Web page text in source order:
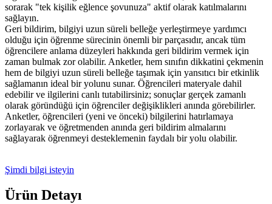
sorarak "tek kişilik eğlence şovunuza" aktif olarak katılmalarını
sağlayın.
Geri bildirim, bilgiyi uzun süreli belleğe yerleştirmeye yardımcı
olduğu için öğrenme sürecinin önemli bir parçasıdır, ancak tüm
öğrencilere anlama düzeyleri hakkında geri bildirim vermek için
zaman bulmak zor olabilir. Anketler, hem sınıfın dikkatini çekmenin
hem de bilgiyi uzun süreli belleğe taşımak için yansıtıcı bir etkinlik
sağlamanın ideal bir yolunu sunar. Öğrencileri materyale dahil
edebilir ve ilgilerini canlı tutabilirsiniz; sonuçlar gerçek zamanlı
olarak göründüğü için öğrenciler değişiklikleri anında görebilirler.
Anketler, öğrencileri (yeni ve önceki) bilgilerini hatırlamaya
zorlayarak ve öğretmenden anında geri bildirim almalarını
sağlayarak öğrenmeyi desteklemenin faydalı bir yolu olabilir.
Şimdi bilgi isteyin
Ürün Detayı